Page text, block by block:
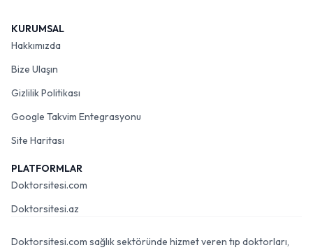
KURUMSAL
Hakkımızda
Bize Ulaşın
Gizlilik Politikası
Google Takvim Entegrasyonu
Site Haritası
PLATFORMLAR
Doktorsitesi.com
Doktorsitesi.az
Doktorsitesi.com sağlık sektöründe hizmet veren tıp doktorları,